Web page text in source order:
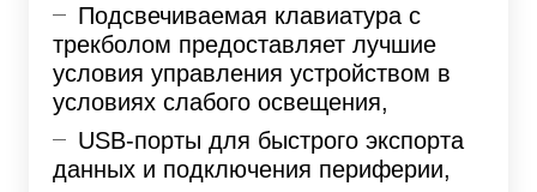
Подсвечиваемая клавиатура с
трекболом предоставляет лучшие
условия управления устройством в
условиях слабого освещения,
USB-порты для быстрого экспорта
данных и подключения периферии,